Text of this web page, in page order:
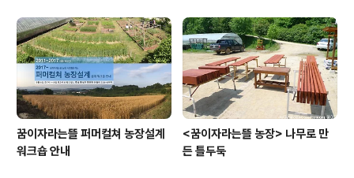
꿈이자라는뜰 퍼머컬쳐 농장설계
워크숍 안내
<꿈이자라는뜰 농장> 나무로 만
든 틀두둑